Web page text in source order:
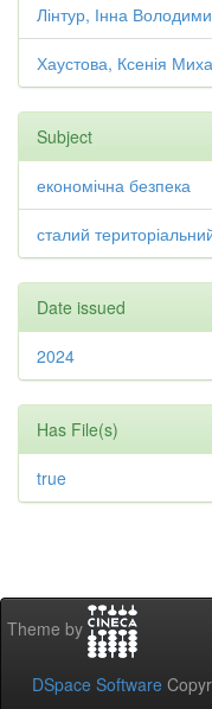
Лінтур, Інна
Хаустова, Ксенія
Subject
економічна безпека
сталий
Date issued
2024
Has File(s)
true
Theme by
DSpace Software